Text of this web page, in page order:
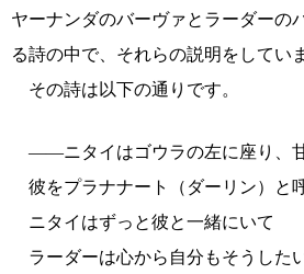
ヤーナンダのバーヴァとラーダーの
る詩の中で、それらの説明をしてい
その詩は以下の通りです。
――ニタイはゴウラの左に座り、
彼をプラナナート（ダーリン）と
ニタイはずっと彼と一緒にいて
ラーダーは心から自分もそうした